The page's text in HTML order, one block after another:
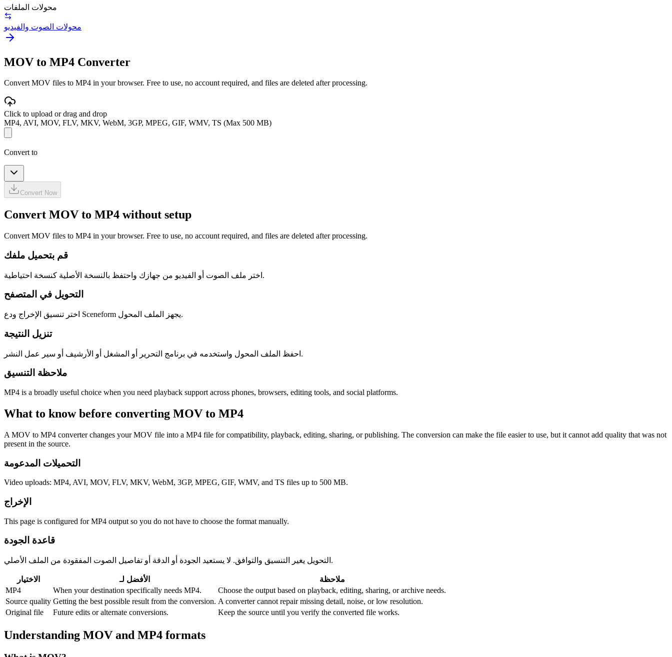
محولات الملفات
محولات الصوت والفيديو
MOV to MP4 Converter
Convert MOV files to MP4 in your browser. Free to use, no account required, and files are deleted after processing.
Click to upload or drag and drop
MP4, AVI, MOV, FLV, MKV, WebM, 3GP, MPEG, GIF, WMV, TS (Max 500 MB)
Convert to
Convert Now
Convert MOV to MP4 without setup
Convert MOV files to MP4 in your browser. Free to use, no account required, and files are deleted after processing.
قم بتحميل ملفك
اختر ملف الصوت أو الفيديو من جهازك واحتفظ بالنسخة الأصلية كنسخة احتياطية.
التحويل في المتصفح
اختر تنسيق الإخراج ودع Sceneform يجهز الملف المحول.
تنزيل النتيجة
احفظ الملف المحول واستخدمه في برنامج التحرير أو المشغل أو الأرشيف أو سير عمل النشر.
ملاحظة التنسيق
MP4 is a broadly useful choice when you need playback support across phones, browsers, editing tools, and social platforms.
What to know before converting MOV to MP4
A MOV to MP4 converter changes your MOV file into a MP4 file for compatibility, playback, editing, sharing, or publishing. The conversion can make the file easier to use, but it cannot add quality that was not
present in the source.
التحميلات المدعومة
Video uploads: MP4, AVI, MOV, FLV, MKV, WebM, 3GP, MPEG, GIF, WMV, and TS files up to 500 MB.
الإخراج
This page is configured for MP4 output so you do not have to choose the format manually.
قاعدة الجودة
التحويل يغير التنسيق والتوافق. لا يستعيد الجودة أو الدقة أو تفاصيل الصوت المفقودة من الملف الأصلي.
الاختيار الأفضل لـ
ملاحظة
MP4
When your destination specifically needs MP4.
Choose the output based on playback, editing, sharing, or archive needs.
Source quality Getting the best possible result from the conversion. A converter cannot repair missing detail, noise, or low resolution.
Original file
Future edits or alternate conversions. Keep the source until you verify the converted file works.
Understanding MOV and MP4 formats